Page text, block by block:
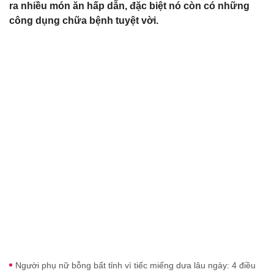
ra nhiều món ăn hấp dẫn, đặc biệt nó còn có những
công dụng chữa bệnh tuyệt vời.
Người phụ nữ bỗng bất tỉnh vì tiếc miếng dưa lâu ngày: 4 điều